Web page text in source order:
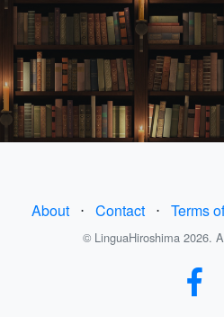
About ⋅ Contact ⋅ Terms
© LinguaHiroshima 2026.